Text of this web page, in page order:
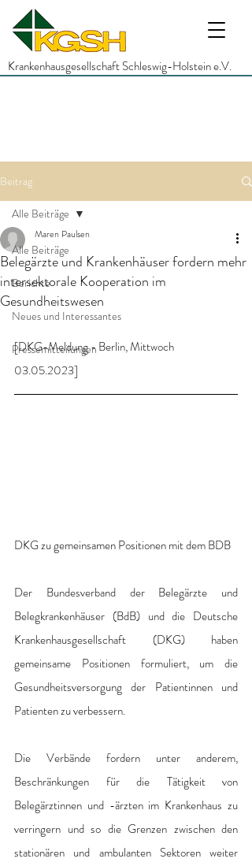
Krankenhausgesellschaft Schleswig-Holstein e.V.
Beitrag
Alle Beiträge
Berichte
Neues und Interessantes
Pressemitteilungen
Alle Beiträge
Belegärzte und Krankenhäuser fordern mehr
intersektorale Kooperation im
Gesundheitswesen
Maren Paulsen
[DKG-Meldung - Berlin, Mittwoch
03.05.2023]
DKG zu gemeinsamen Positionen mit dem BDB
Der Bundesverband der Belegärzte und
Belegkrankenhäuser (BdB) und die Deutsche
Krankenhausgesellschaft (DKG) haben
gemeinsame Positionen formuliert, um die
Gesundheitsversorgung der Patientinnen und
Patienten zu verbessern.
Die Verbände fordern unter anderem,
Beschränkungen für die Tätigkeit von
Belegärztinnen und -ärzten im Krankenhaus zu
verringern und so die Grenzen zwischen den
stationären und ambulanten Sektoren weiter